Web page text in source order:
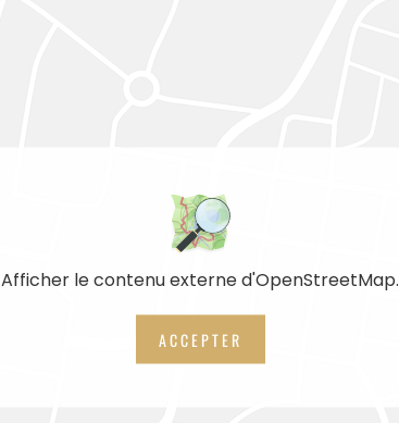
Afficher le contenu externe d'OpenStreetMap.
ACCEPTER